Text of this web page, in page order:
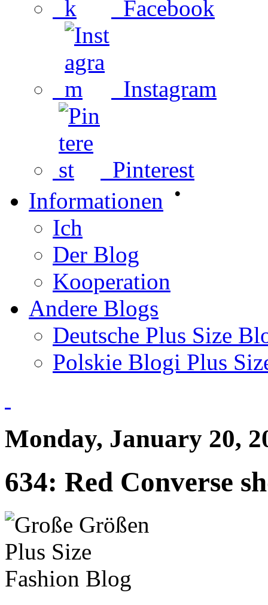
Facebook
Instagram
Pinterest
Informationen •
Ich
Der Blog
Kooperation
Andere Blogs
Deutsche Plus Size
Polskie Blogi Plus
Monday, January 20,
634: Red Converse